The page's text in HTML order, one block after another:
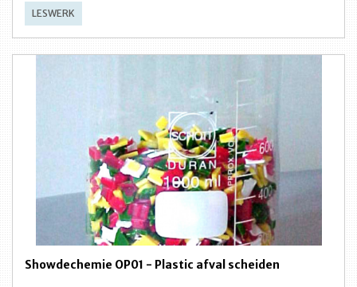
LESWERK
Showdechemie OP01 - Plastic afval scheiden